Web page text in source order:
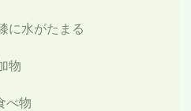
水がたまる
物
べ物